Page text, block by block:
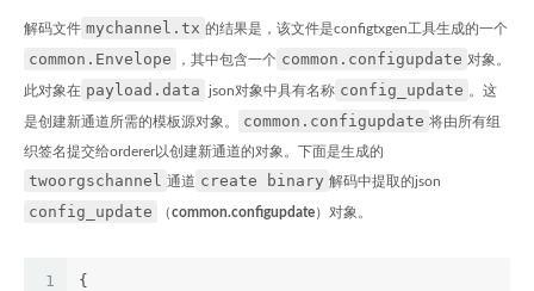
解码文件 mychannel.tx 的结果是，该文件是configtxgen工具生成的一个
common.Envelope ，其中包含一个 common.configupdate 对象。
此对象在 payload.data json对象中具有名称 config_update 。这
是创建新通道所需的模板源对象。 common.configupdate 将由所有组
织签名提交给orderer以创建新通道的对象。下面是生成的
twoorgschannel 通道 create binary 解码中提取的json
config_update （common.configupdate）对象。
1
{